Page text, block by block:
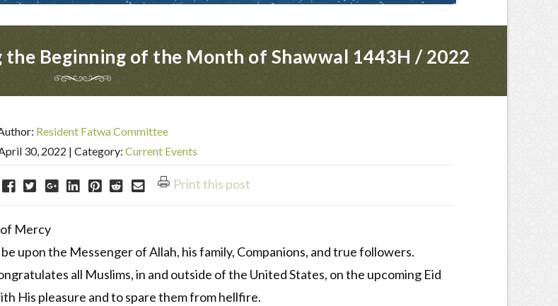
Beginning of the Month of Shawwal 1443H / 2022
Resident Fatwa Committee
30, 2022 | Category: Current Events
Print this post
Mercy
upon the Messenger of Allah, his family, Companions, and true followers.
all Muslims, in and outside of the United States, on the upcoming Eid
His pleasure and to spare them from hellfire.